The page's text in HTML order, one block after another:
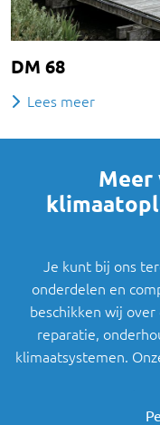
DM 68
Lees meer
Meer
Je kunt bij ons
onderdelen en
beschikken wij
reparatie,
klimaatsystemen.